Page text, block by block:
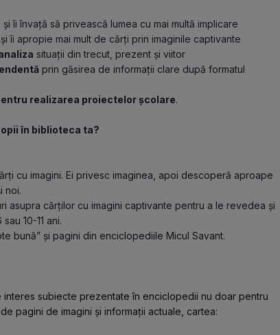
și îi învață să privească lumea cu mai multă implicare
îi apropie mai mult de cărți prin imaginile captivante
situații din trecut, prezent și viitor
prin găsirea de informații clare după formatul
realizarea proiectelor școlare.
în biblioteca ta?
cărți cu imagini. Ei privesc imaginea, apoi descoperă aproape
noi.
asupra cărților cu imagini captivante pentru a le revedea și
10-11 ani.
bună” și pagini din enciclopediile Micul Savant.
interes subiecte prezentate în enciclopedii nu doar pentru
pagini de imagini și informații actuale, cartea: